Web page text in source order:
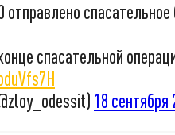
отправлено
спасательной
18 сентября